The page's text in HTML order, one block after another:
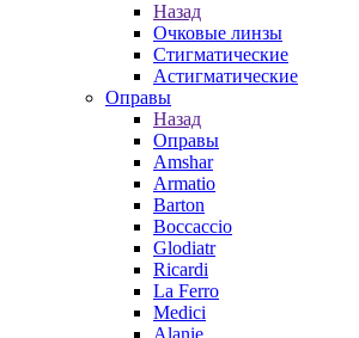
Назад
Очковые линзы
Стигматические
Астигматические
Оправы
Назад
Оправы
Amshar
Armatio
Barton
Boccaccio
Glodiatr
Ricardi
La Ferro
Medici
Alanie